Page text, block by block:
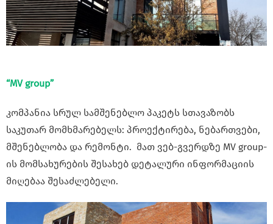
“MV group”
კომპანია სრულ სამშენებლო პაკეტს სთავაზობს
საკუთარ მომხმარებელს: პროექტირება, ნებართვები,
მშენებლობა და რემონტი. მათ ვებ-გვერდზე MV group-
ის მომსახურების შესახებ დეტალური ინფორმაციის
მიღებაა შესაძლებელი.